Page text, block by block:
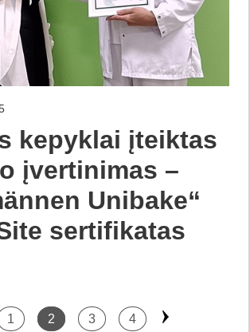
kepyklai įteiktas
įvertinimas –
Unibake“
sertifikatas
1 2 3 4